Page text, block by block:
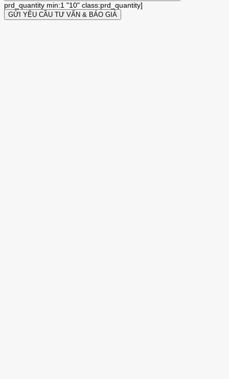
prd_quantity min:1 "10" class:prd_quantity]